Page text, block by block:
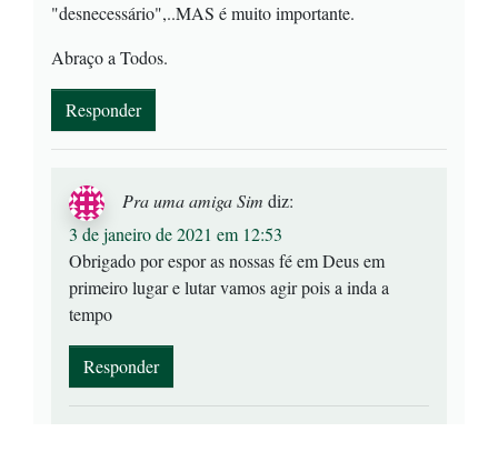
"desnecessário",..MAS é muito importante.
Abraço a Todos.
Responder
Pra uma amiga Sim diz:
3 de janeiro de 2021 em 12:53
Obrigado por espor as nossas fé em Deus em
primeiro lugar e lutar vamos agir pois a inda a
tempo
Responder